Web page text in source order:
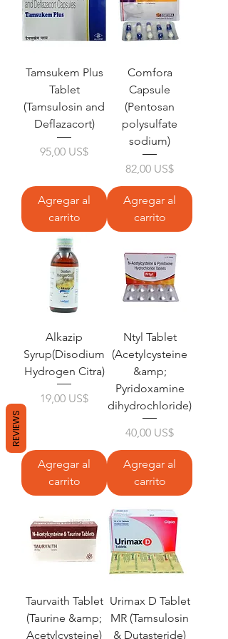
Tamsukem Plus
Tablet
(Tamsulosin and
Deflazacort)
Precio
95,00 US$
Agregar al
carrito
Comfora
Capsule
(Pentosan
polysulfate
sodium)
Precio
82,00 US$
Agregar al
carrito
Alkazip
Syrup(Disodium
Hydrogen Citra)
Precio
19,00 US$
Agregar al
carrito
Ntyl Tablet
(Acetylcysteine
&amp;
Pyridoxamine
dihydrochloride)
Precio
40,00 US$
Agregar al
carrito
Taurvaith Tablet
(Taurine &amp;
Acetylcysteine)
Urimax D Tablet
MR (Tamsulosin
& Dutasteride)
REVIEWS